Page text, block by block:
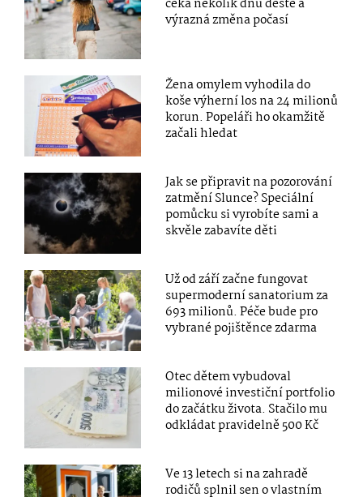
výrazná změna počasí
Žena omylem vyhodila do
koše výherní los na 24 milionů
korun. Popeláři ho okamžitě
začali hledat
Jak se připravit na pozorování
zatmění Slunce? Speciální
pomůcku si vyrobíte sami a
skvěle zabavíte děti
Už od září začne fungovat
supermoderní sanatorium za
693 milionů. Péče bude pro
vybrané pojištěnce zdarma
Otec dětem vybudoval
milionové investiční portfolio
do začátku života. Stačilo mu
odkládat pravidelně 500 Kč
Ve 13 letech si na zahradě
rodičů splnil sen o vlastním